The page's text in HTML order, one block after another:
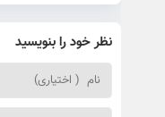
نظر خود را بنویسید